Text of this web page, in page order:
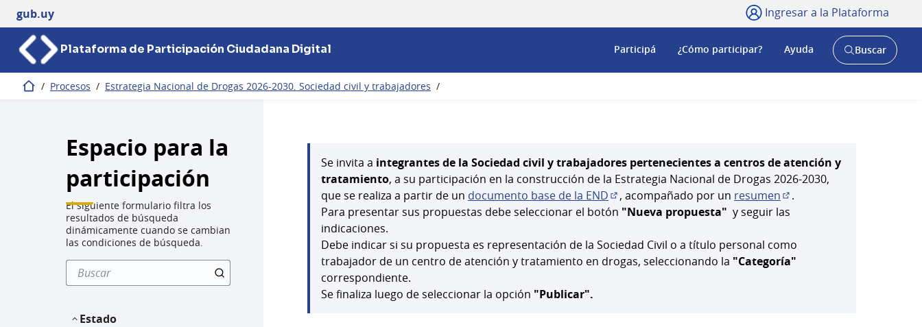
gub.uy Ingresar a la Plataforma
Plataforma de Participación Ciudadana Digital Participá ¿Cómo participar? Ayuda
AbrirBuscar
Inicio / Procesos / Estrategia Nacional de Drogas 2026-2030. Sociedad civil y trabajadores /
Espacio para la
participación
El siguiente formulario filtra los
resultados de búsqueda
dinámicamente cuando se cambian
las condiciones de búsqueda.
Estado
Se invita a integrantes de la Sociedad civil y trabajadores pertenecientes a centros de atención y
tratamiento, a su participación en la construcción de la Estrategia Nacional de Drogas 2026-2030,
que se realiza a partir de un documento base de la END
(Abrir en una pestaña nueva)
, acompañado por un resumen
(Abrir en una pestaña
.
Para presentar sus propuestas debe seleccionar el botón "Nueva propuesta" y seguir las
indicaciones.
Debe indicar si su propuesta es representación de la Sociedad Civil o a título personal como
trabajador de un centro de atención y tratamiento en drogas, seleccionando la "Categoría"
correspondiente.
Se finaliza luego de seleccionar la opción "Publicar".